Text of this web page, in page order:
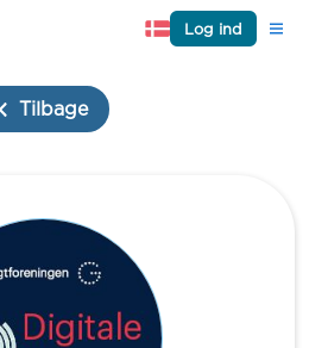
Log ind
Tilbage